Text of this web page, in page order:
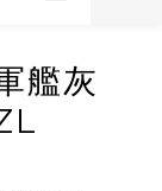
艦灰